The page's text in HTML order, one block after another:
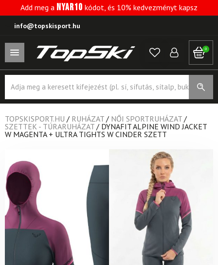
Add meg a NYAR10 kódot, és 10% kedvezményt kapsz
info@topskisport.hu
0
search
TOPSKISPORT.HU / RUHÁZAT / NŐI SPORTRUHÁZAT /
SZETTEK - TÚRARUHÁZAT / DYNAFIT ALPINE WIND JACKET
W MAGENTA + ULTRA TIGHTS W CINDER SZETT